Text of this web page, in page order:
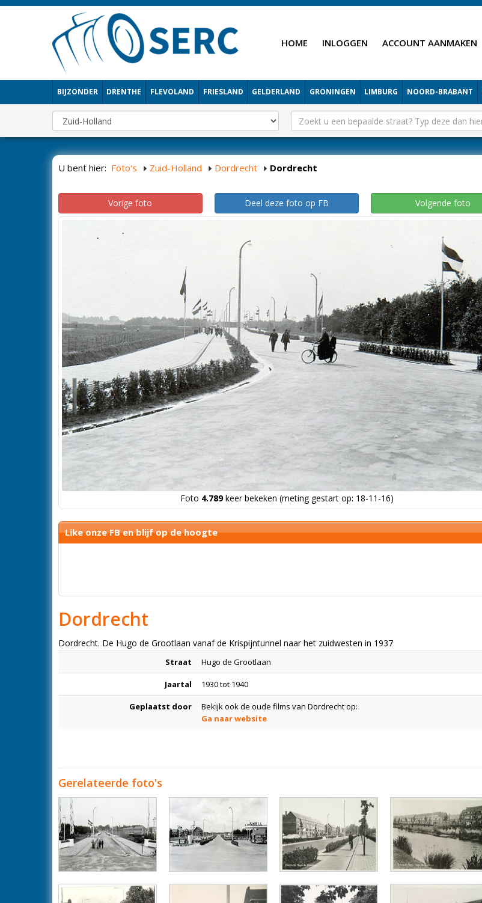
HOME INLOGGEN ACCOUNT AANMAKEN
BIJZONDER DRENTHE FLEVOLAND FRIESLAND GELDERLAND GRONINGEN LIMBURG NOORD-BRABANT
U bent hier: Foto's Zuid-Holland Dordrecht Dordrecht
Vorige foto Deel deze foto op FB Volgende foto
Foto 4.789keer bekeken (meting gestart op: 18-11-16)
Like onze FB en blijf op de hoogte
Dordrecht
Dordrecht. De Hugo de Grootlaan vanaf de Krispijntunnel naar het zuidwesten in 1937
Straat Hugo de Grootlaan
Jaartal 1930 tot 1940
Geplaatst door
Bekijk ook de oude films van Dordrecht op:
Ga naar website
Gerelateerde foto's